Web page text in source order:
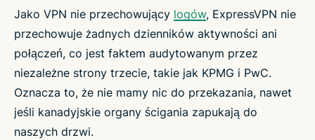
Jako VPN nie przechowujący logów, ExpressVPN nie
przechowuje żadnych dzienników aktywności ani
połączeń, co jest faktem audytowanym przez
niezależne strony trzecie, takie jak KPMG i PwC.
Oznacza to, że nie mamy nic do przekazania, nawet
jeśli kanadyjskie organy ścigania zapukają do
naszych drzwi.